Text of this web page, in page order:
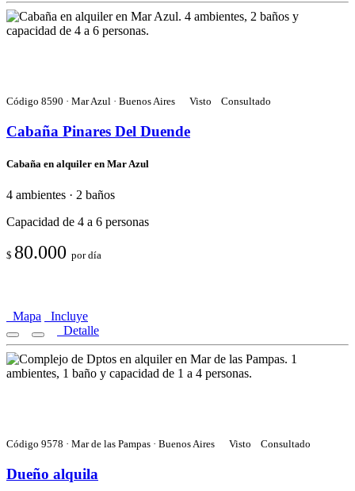
Código 8590 · Mar Azul · Buenos Aires Visto Consultado
Cabaña Pinares Del Duende
Cabaña en alquiler en Mar Azul
4 ambientes · 2 baños
Capacidad de 4 a 6 personas
$ 80.000 por día
Mapa
Incluye
Detalle
Código 9578 · Mar de las Pampas · Buenos Aires Visto Consultado
Dueño alquila